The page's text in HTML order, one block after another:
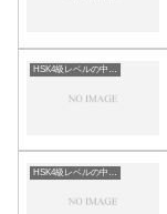
HSK4級レベルの中国語
HSK4級レベルの中国語